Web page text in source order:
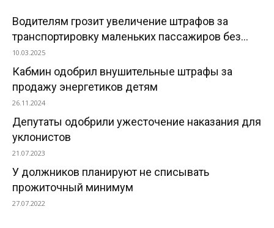
Водителям грозит увеличение штрафов за
транспортировку маленьких пассажиров без...
10.03.2025
Кабмин одобрил внушительные штрафы за
продажу энергетиков детям
26.11.2024
Депутаты одобрили ужесточение наказания для
уклонистов
21.07.2023
У должников планируют не списывать
прожиточный минимум
27.07.2022